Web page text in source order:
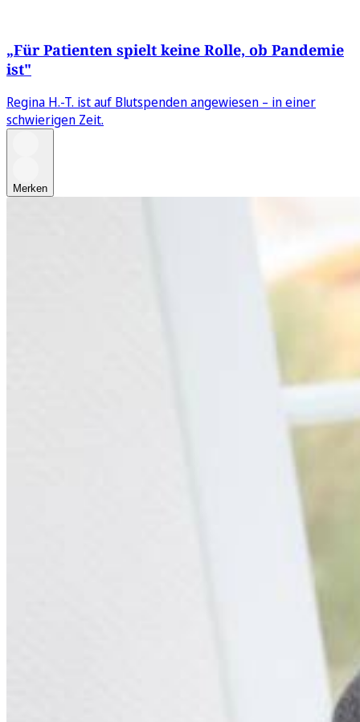
„Für Patienten spielt keine Rolle, ob Pandemie
ist"
Regina H.-T. ist auf Blutspenden angewiesen – in einer
schwierigen Zeit.
Merken